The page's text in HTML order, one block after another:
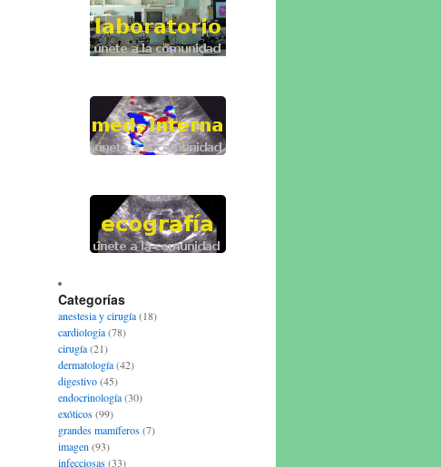
Categorías
anestesia y cirugía(18)
cardiologia(78)
cirugía(21)
dermatología(42)
digestivo(45)
endocrinología(30)
exóticos(99)
grandes mamíferos(7)
imagen (93)
infecciosas(33)